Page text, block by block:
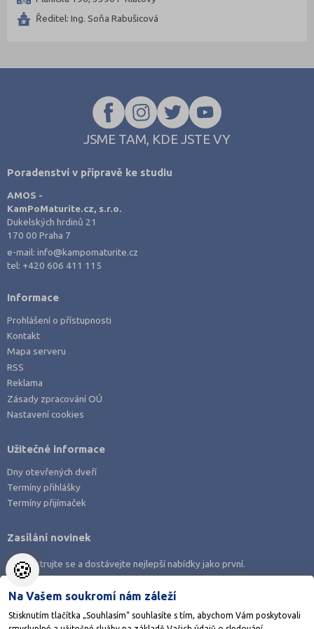
Praha hlavní město (4)
Svitavy (1)
Žďár nad Sázavou (1)
Ředitel: Ing. Soňa Rabušicová
JSME TAM, KDE JSTE VY
Poradenství v přípravě ke studiu
AMOS -
KamPoMaturite.cz, s.r.o.
Dukelských hrdinů 21
170 00 Praha 7
e-mail:info@kampomaturite.cz
tel: +420 606 411 115
Informace
Prohlášení o přístupnosti
Kontakt
Mapa serveru
RSS
Reklama
Zásady zpracování OÚ
Nastavení cookies
Užitečné informace
Dny otevřených dveří
Termíny přihlášky
Termíny přijímaček
Zasílání novinek
Zaregistrujte se a dostávejte nejlepší nabídky jako první.
🍪
Na Vašem soukromí nám záleží
Stisknutím tlačítka „Souhlasím“ souhlasíte s tím, abychom Vám poskytovali